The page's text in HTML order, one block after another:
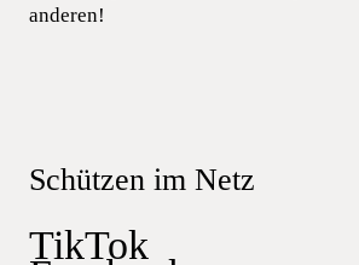
anderen!
Schützen im Netz
TikTok